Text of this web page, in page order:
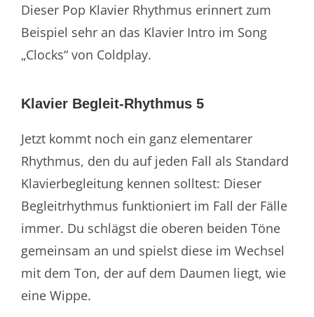
Dieser Pop Klavier Rhythmus erinnert zum
Beispiel sehr an das Klavier Intro im Song
„Clocks“ von Coldplay.
Klavier Begleit-Rhythmus 5
Jetzt kommt noch ein ganz elementarer
Rhythmus, den du auf jeden Fall als Standard
Klavierbegleitung kennen solltest: Dieser
Begleitrhythmus funktioniert im Fall der Fälle
immer. Du schlägst die oberen beiden Töne
gemeinsam an und spielst diese im Wechsel
mit dem Ton, der auf dem Daumen liegt, wie
eine Wippe.